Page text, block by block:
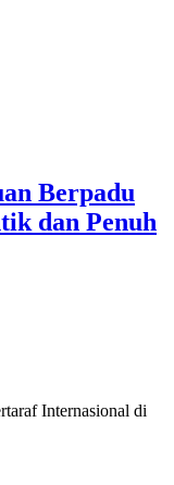
Berpadu
dan Penuh
Internasional di